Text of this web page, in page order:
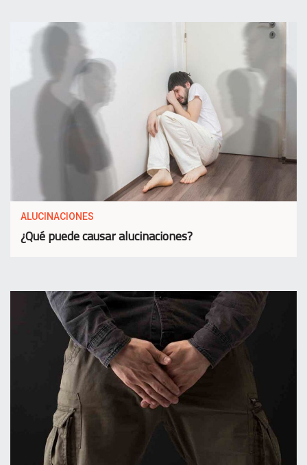
ALUCINACIONES
¿Qué puede causar alucinaciones?